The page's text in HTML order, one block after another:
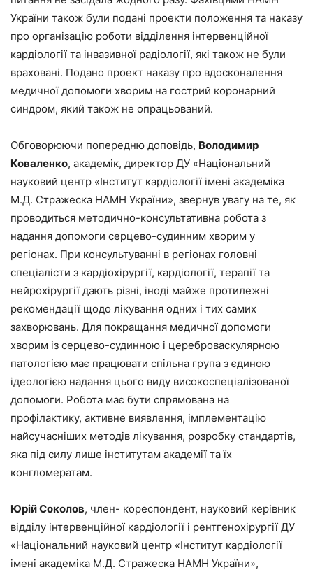
України також були подані проекти положення та наказу
про організацію роботи відділення інтервенційної
кардіології та інвазивної радіології, які також не були
враховані. Подано проект наказу про вдосконалення
медичної допомоги хворим на гострий коронарний
синдром, який також не опрацьований.
Обговорюючи попередню доповідь, Володимир
Коваленко, академік, директор ДУ «Національний
науковий центр «Інститут кардіології імені академіка
М.Д. Стражеска НАМН України», звернув увагу на те, як
проводиться методично-консультативна робота з
надання допомоги серцево-судинним хворим у
регіонах. При консультуванні в регіонах головні
спеціалісти з кардіохірургії, кардіології, терапії та
нейрохірургії дають різні, іноді майже протилежні
рекомендації щодо лікування одних і тих самих
захворювань. Для покращання медичної допомоги
хворим із серцево-судинною і цереброваскулярною
патологією має працювати спільна група з єдиною
ідеологією надання цього виду високоспеціалізованої
допомоги. Робота має бути спрямована на
профілактику, активне виявлення, імплементацію
найсучасніших методів лікування, розробку стандартів,
яка під силу лише інститутам академії та їх
конгломератам.
Юрій Соколов, член- кореспондент, науковий керівник
відділу інтервенційної кардіології і рентгенохірургії ДУ
«Національний науковий центр «Інститут кардіології
імені академіка М.Д. Стражеска НАМН України»,